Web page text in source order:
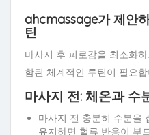
ahcmassage가 제안
틴
마사지 후 피로감을 최소화
함된 체계적인 루틴이 필요
마사지 전: 체온과 수
마사지 전 충분히 수분을
유지하면 혈류 반응이 부